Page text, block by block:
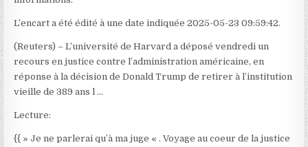
L’encart a été édité à une date indiquée 2025-05-23 09:59:42.
(Reuters) – L’université de Harvard a déposé vendredi un
recours en justice contre l’administration américaine, en
réponse à la décision de Donald Trump de retirer à l’institution
vieille de 389 ans l …
Lecture:
{{ » Je ne parlerai qu’à ma juge « . Voyage au coeur de la justice